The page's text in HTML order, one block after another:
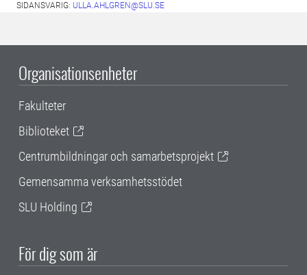
SIDANSVARIG: ULLA.AHLGREN@SLU.SE
Organisationsenheter
Fakulteter
Biblioteket
Centrumbildningar och samarbetsprojekt
Gemensamma verksamhetsstödet
SLU Holding
För dig som är